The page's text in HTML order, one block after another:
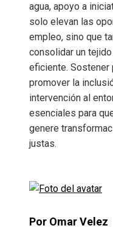
agua, apoyo a
solo elevan las
empleo, sino que
consolidar un
eficiente.
promover la
intervención al
esenciales para
genere
justas.
Por Omar Velez